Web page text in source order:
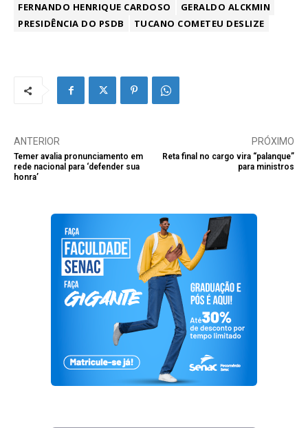
FERNANDO HENRIQUE CARDOSO
GERALDO ALCKMIN
PRESIDÊNCIA DO PSDB
TUCANO COMETEU DESLIZE
ANTERIOR
Temer avalia pronunciamento em
rede nacional para ‘defender sua
honra’
PRÓXIMO
Reta final no cargo vira “palanque”
para ministros